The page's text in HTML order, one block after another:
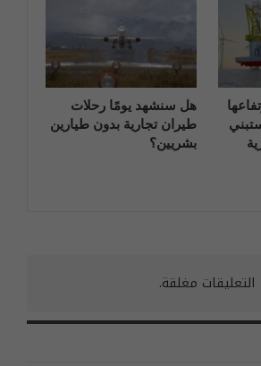
هل سنشهد يومًا رحلات
طيران تجارية بدون طيارين
بشريين؟
التعليقات مغلقة.